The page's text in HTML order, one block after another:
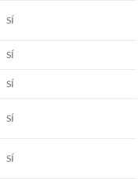
SÍ
SÍ
SÍ
SÍ
SÍ